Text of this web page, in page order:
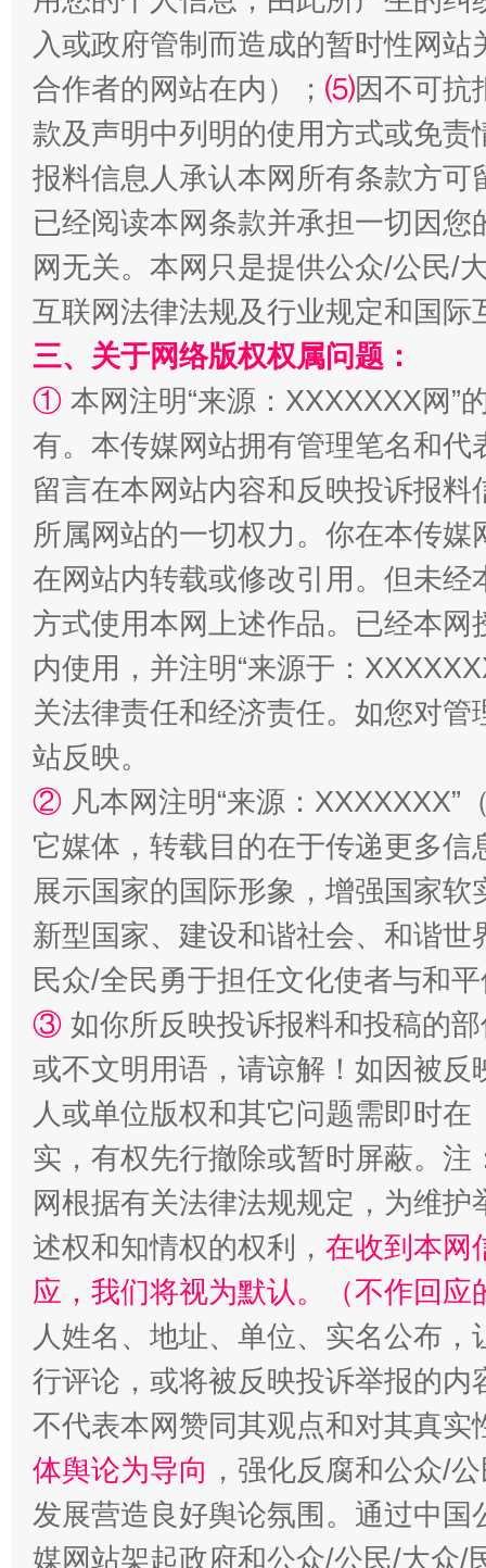
漫山遍野的桃花与雪山、麦地、白藏房 除
招工难、用工荒背后
入或政府管制而造成的暂时性网
合作者的网站在内）； ⑸因不可抗
款及声明中列明的使用方式或免责
报料信息人承认本网所有条款方
已经阅读本网条款并承担一切因
网无关。本网只是提供公众/公民/
互联网法律法规及行业规定和国
三、关于网络版权权属问题：
① 本网注明“来源：XXXXXXX网”
有。本传媒网站拥有管理笔名和
留言在本网站内容和反映投诉报
所属网站的一切权力。你在本传
在网站内转载或修改引用。但未
方式使用本网上述作品。已经本
内使用，并注明“来源于：
关法律责任和经济责任。如您对
站反映。
② 凡本网注明“来源：
它媒体，转载目的在于传递更多
展示国家的国际形象，增强国家
新型国家、建设和谐社会、和谐
民众/全民勇于担任文化使者与和
③ 如你所反映投诉报料和投稿的
或不文明用语，请谅解！如因被
人或单位版权和其它问题需即时在
实，有权先行撤除或暂时屏蔽。
网根据有关法律法规规定，为维
述权和知情权的权利， 在收到本网
应，我们将视为默认。（不作回应
人姓名、地址、单位、实名公布
行评论，或将被反映投诉举报的
不代表本网赞同其观点和对其真实
体舆论为导向 ，强化反腐和公众/
发展营造良好舆论氛围。通过中
媒网站架起政府和公众/公民/大众/